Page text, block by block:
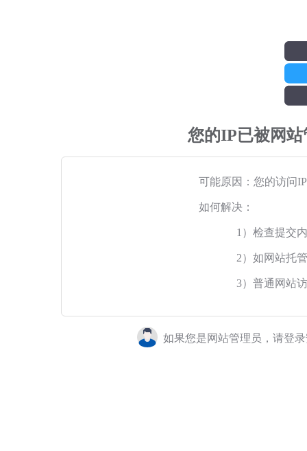
您的IP已被网
可能原因：您的访问
如何解决：
1）检查提交
2）如网站托
3）普通网站
如果您是网站管理员，请登